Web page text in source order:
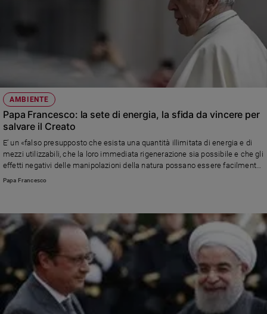
AMBIENTE
Papa Francesco: la sete di energia, la sfida da vincere per
salvare il Creato
E’ un «falso presupposto che esista una quantità illimitata di energia e di
mezzi utilizzabili, che la loro immediata rigenerazione sia possibile e che gli
effetti negativi delle manipolazioni della natura possano essere facilmente
assorbiti». Nel nome della Laudato si', il discorso del Santo Padre
Papa Francesco